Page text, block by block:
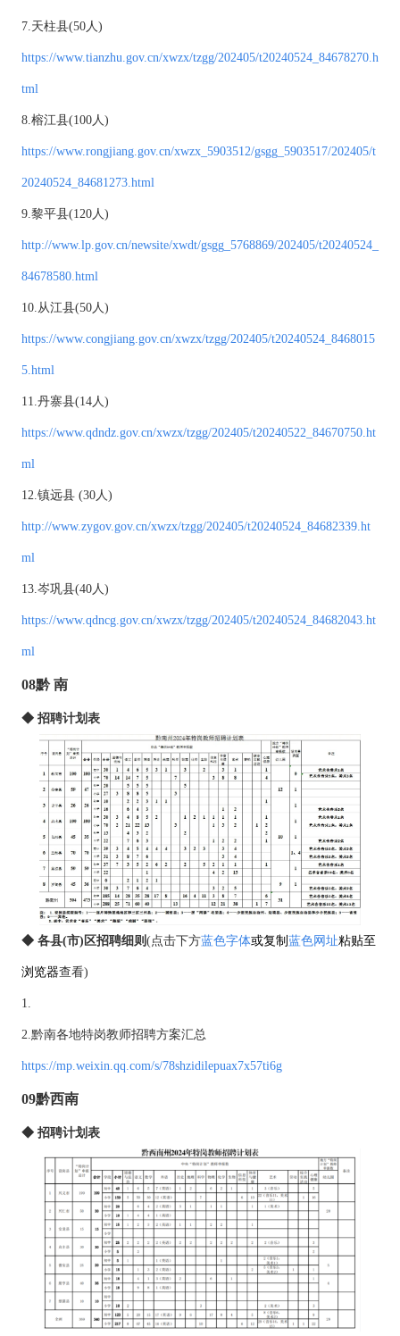
7.天柱县(50人)
https://www.tianzhu.gov.cn/xwzx/tzgg/202405/t20240524_84678270.h
tml
8.榕江县(100人)
https://www.rongjiang.gov.cn/xwzx_5903512/gsgg_5903517/202405/t
20240524_84681273.html
9.黎平县(120人)
http://www.lp.gov.cn/newsite/xwdt/gsgg_5768869/202405/t20240524_
84678580.html
10.从江县(50人)
https://www.congjiang.gov.cn/xwzx/tzgg/202405/t20240524_8468015
5.html
11.丹寨县(14人)
https://www.qdndz.gov.cn/xwzx/tzgg/202405/t20240522_84670750.ht
ml
12.镇远县 (30人)
http://www.zygov.gov.cn/xwzx/tzgg/202405/t20240524_84682339.ht
ml
13.岑巩县(40人)
https://www.qdncg.gov.cn/xwzx/tzgg/202405/t20240524_84682043.ht
ml
08黔 南
◆ 招聘计划表
◆ 各县(市)区招聘细则 (点击下方蓝色字体或复制 蓝色网址粘贴至
浏览器查看)
1.
2.黔南各地特岗教师招聘方案汇总
https://mp.weixin.qq.com/s/78shzidilepuax7x57ti6g
09黔西南
◆ 招聘计划表